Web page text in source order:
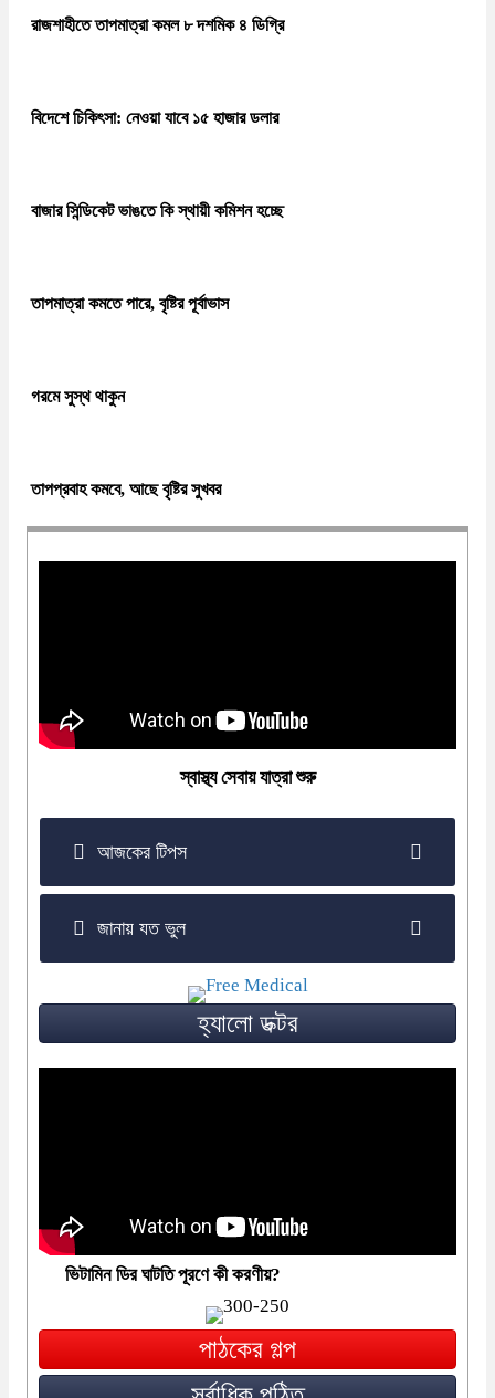
রাজশাহীতে তাপমাত্রা কমল ৮ দশমিক ৪ ডিগ্রি
বিদেশে চিকিৎসা: নেওয়া যাবে ১৫ হাজার ডলার
বাজার সিন্ডিকেট ভাঙতে কি স্থায়ী কমিশন হচ্ছে
তাপমাত্রা কমতে পারে, বৃষ্টির পূর্বাভাস
গরমে সুস্থ থাকুন
তাপপ্রবাহ কমবে, আছে বৃষ্টির সুখবর
স্বাস্থ্য সেবায় যাত্রা শুরু
আজকের টিপস
জানায় যত ভুল
হ্যালো ডক্টর
ভিটামিন ডির ঘাটতি পূরণে কী করণীয়?
পাঠকের গল্প